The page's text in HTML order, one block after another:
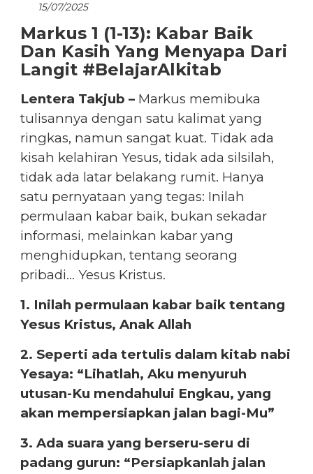
15/07/2025
Markus 1 (1-13): Kabar Baik
Dan Kasih Yang Menyapa Dari
Langit #BelajarAlkitab
Lentera Takjub – Markus memibuka
tulisannya dengan satu kalimat yang
ringkas, namun sangat kuat. Tidak ada
kisah kelahiran Yesus, tidak ada silsilah,
tidak ada latar belakang rumit. Hanya
satu pernyataan yang tegas: Inilah
permulaan kabar baik, bukan sekadar
informasi, melainkan kabar yang
menghidupkan, tentang seorang
pribadi… Yesus Kristus.
1. Inilah permulaan kabar baik tentang
Yesus Kristus, Anak Allah
2. Seperti ada tertulis dalam kitab nabi
Yesaya: “Lihatlah, Aku menyuruh
utusan-Ku mendahului Engkau, yang
akan mempersiapkan jalan bagi-Mu”
3. Ada suara yang berseru-seru di
padang gurun: “Persiapkanlah jalan